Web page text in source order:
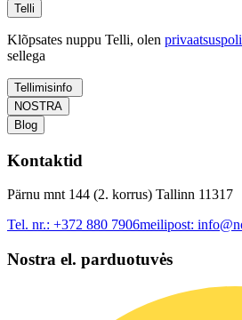
Telli
Klõpsates nuppu Telli, olen
sellega
Tellimisinfo
NOSTRA
Blog
Kontaktid
Pärnu mnt 144 (2. korrus) Tallinn 11317
Tel. nr.: +372 880 7906meilipost:
Nostra el. parduotuvės